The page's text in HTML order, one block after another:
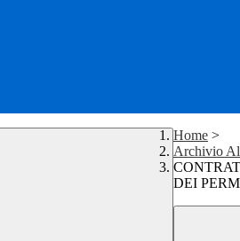
Home >
Archivio
DEI